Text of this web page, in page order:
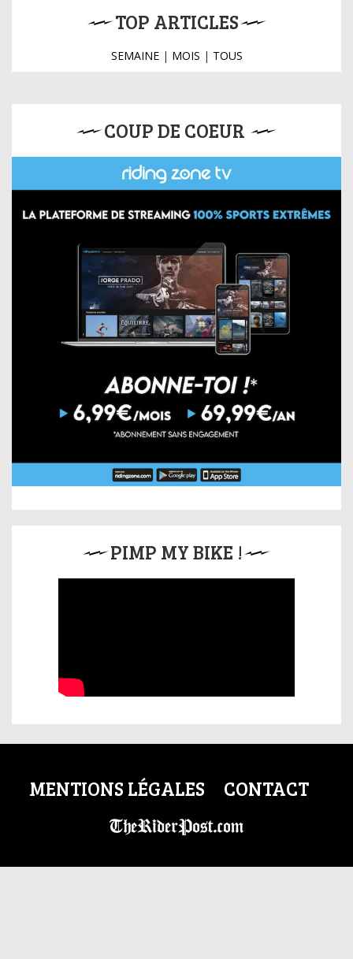
TOP ARTICLES
SEMAINE| MOIS | TOUS
COUP DE COEUR
PIMP MY BIKE !
MENTIONS LÉGALES CONTACT